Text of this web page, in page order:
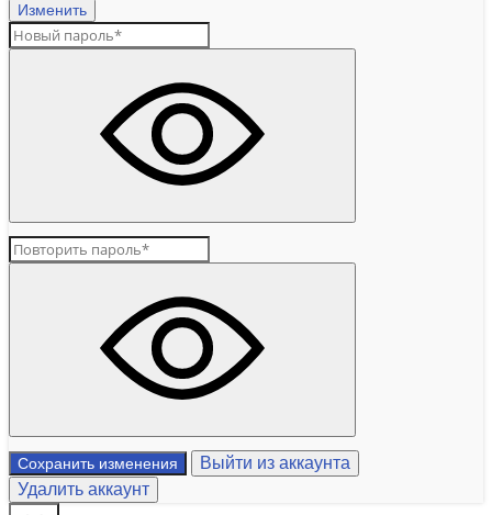
Изменить
Сохранить изменения
Выйти из аккаунта
Удалить аккаунт